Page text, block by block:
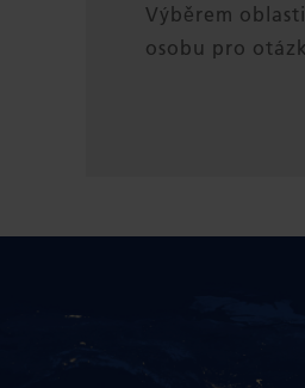
Výběrem
osobu pro